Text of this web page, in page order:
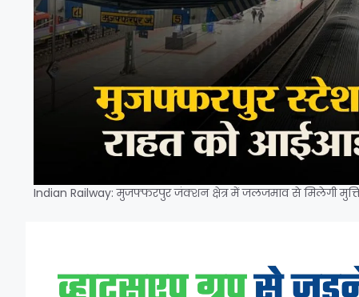
Indian Railway: मुजफ्फरपुर जंक्शन क्षेत्र में जलजमाव से मिलेगी